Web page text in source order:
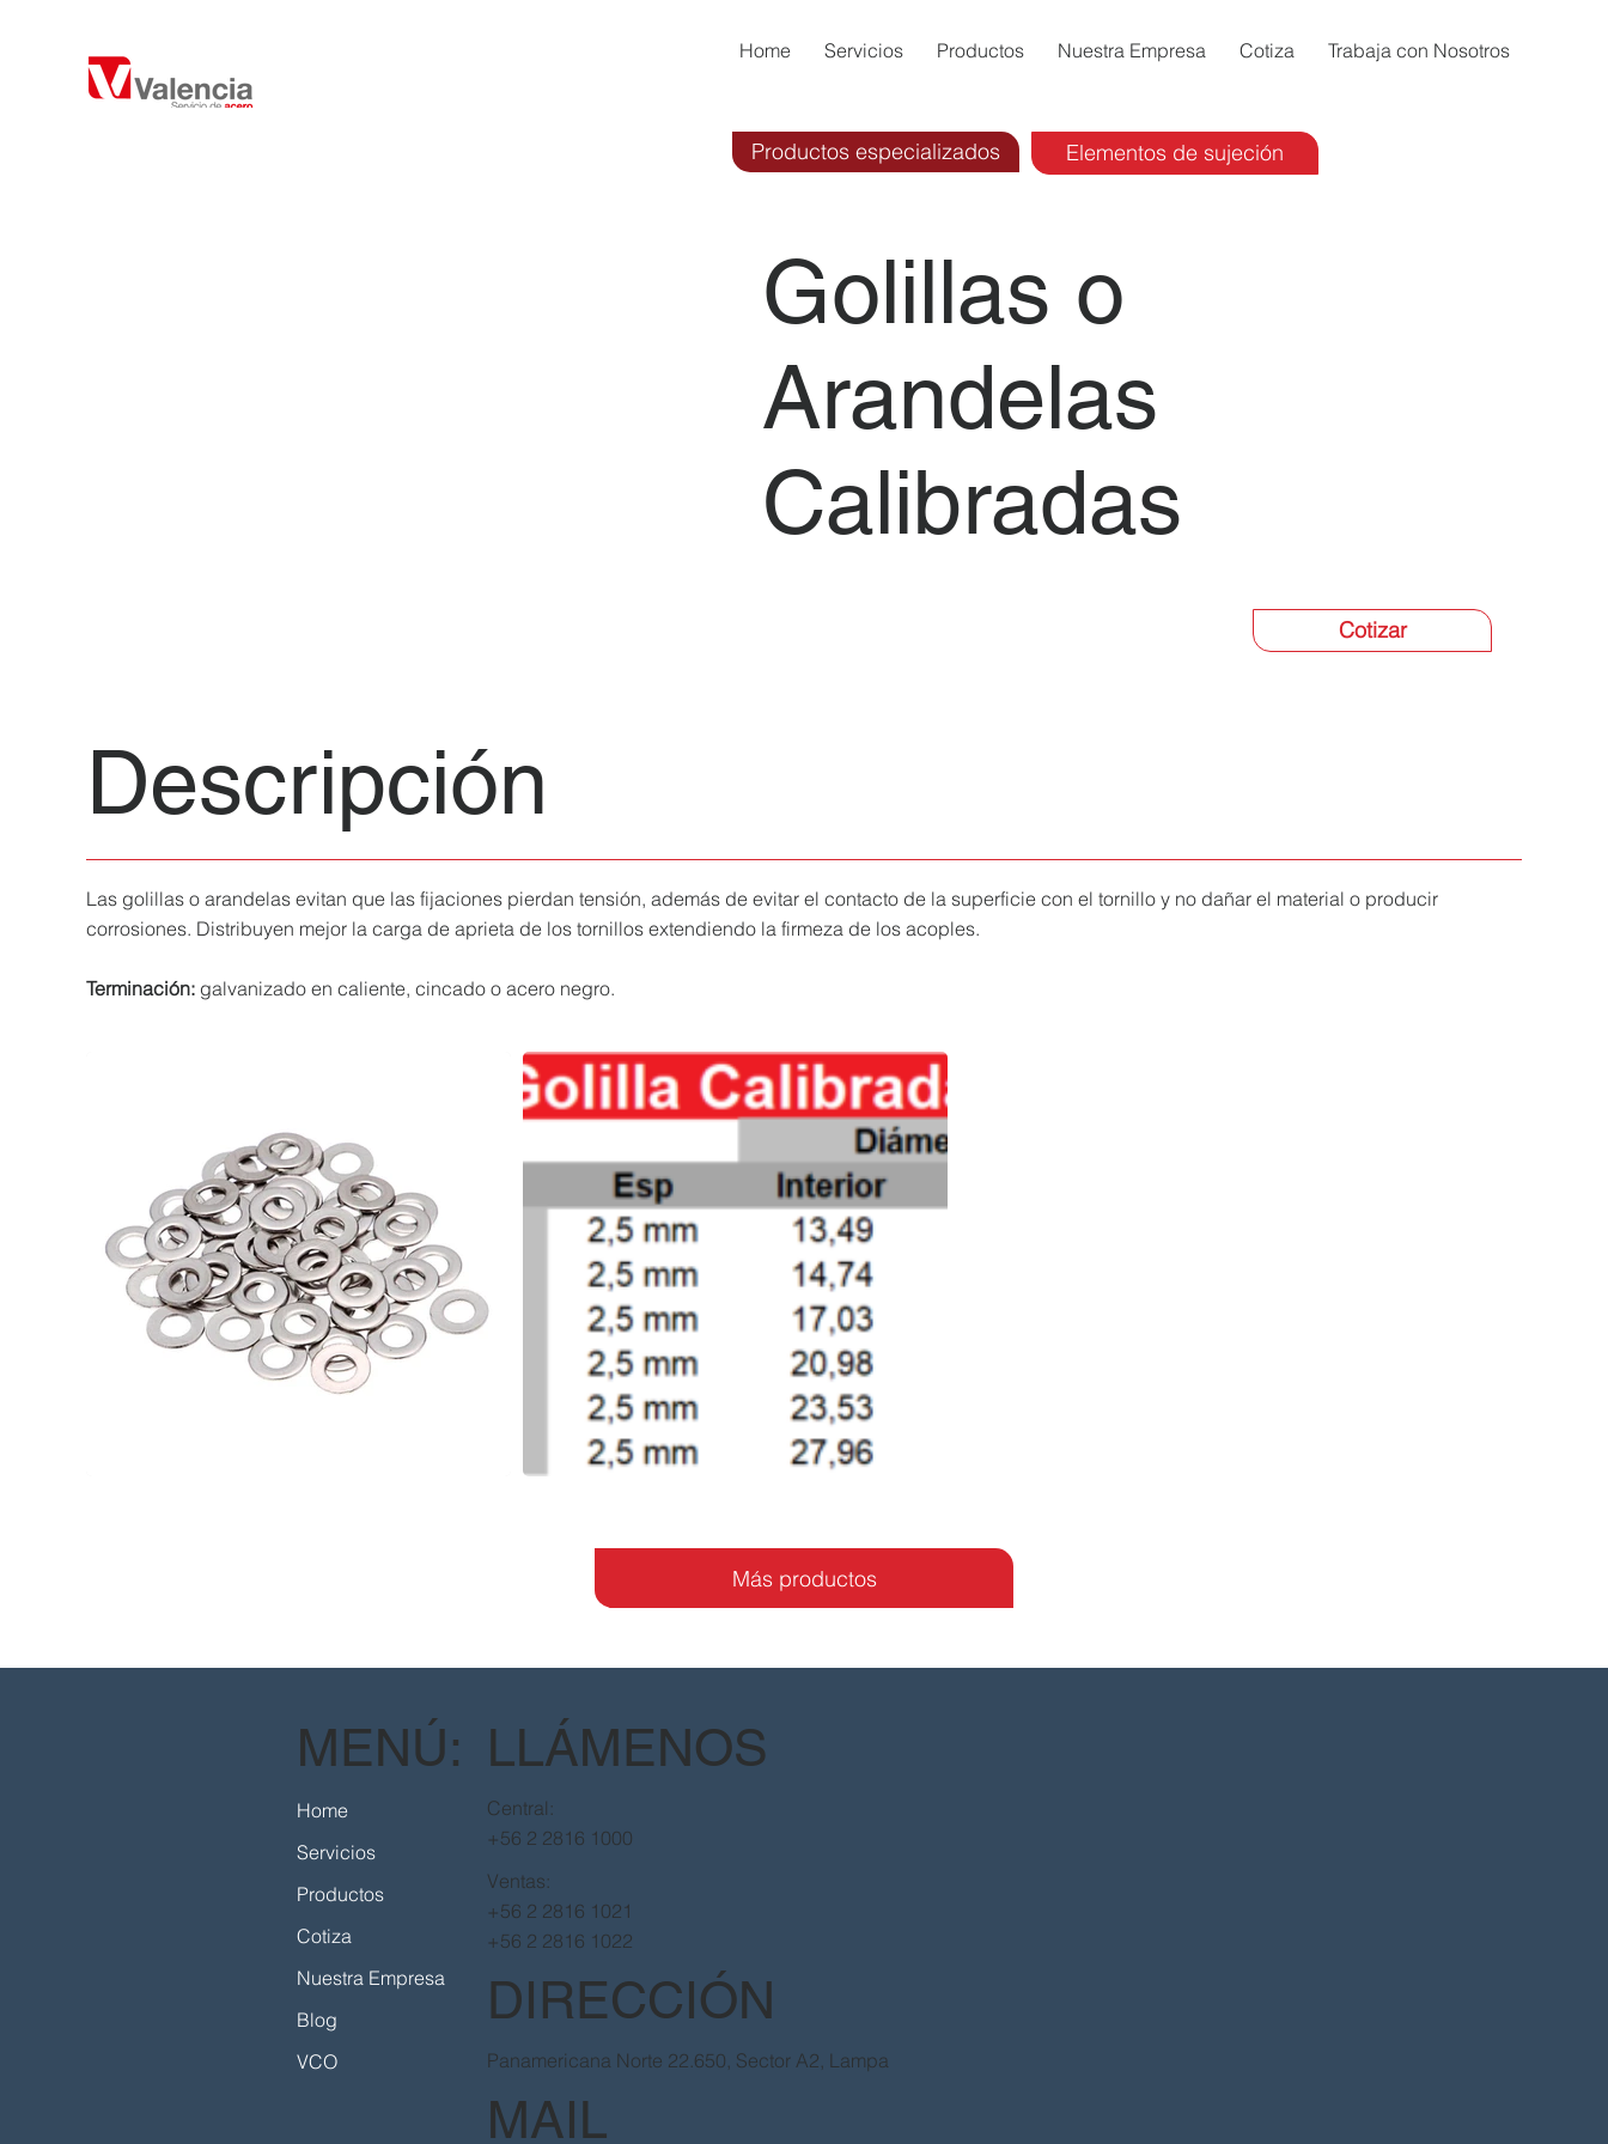
Home Servicios Productos Nuestra Empresa Cotiza Trabaja con Nosotros
Elementos de sujeción
Productos especializados
Golillas o
Arandelas
Calibradas
Cotizar
Las golillas o arandelas evitan que las fijaciones pierdan tensión, además de evitar el contacto de la superficie con el tornillo y no dañar el material o producir
corrosiones. Distribuyen mejor la carga de aprieta de los tornillos extendiendo la firmeza de los acoples.
Terminación: galvanizado en caliente, cincado o acero negro.
Descripción
Más productos
DIRECCIÓN
Panamericana Norte 22.650, Sector A2, Lampa
MAIL
Ventas:
+56 2 2816 1021
+56 2 2816 1022
Central:
+56 2 2816 1000
LLÁMENOS
Home
Servicios
Productos
Cotiza
Nuestra Empresa
Blog
VCO
MENÚ: